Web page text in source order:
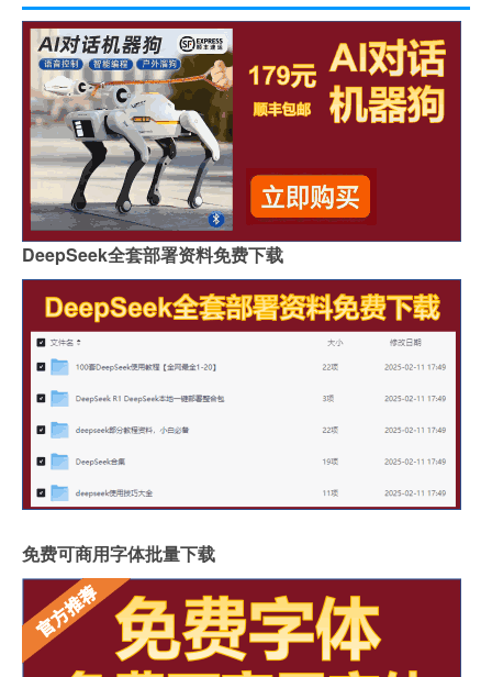
DeepSeek全套部署资料免费下载
免费可商用字体批量下载